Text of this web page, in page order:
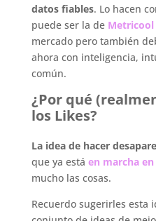
datos fiables. Lo hacen
puede ser la de Metricool
mercado pero también
ahora con inteligencia,
común.
¿Por qué
los Likes?
La idea de hacer
que ya está en marcha
mucho las cosas.
Recuerdo sugerirles esta